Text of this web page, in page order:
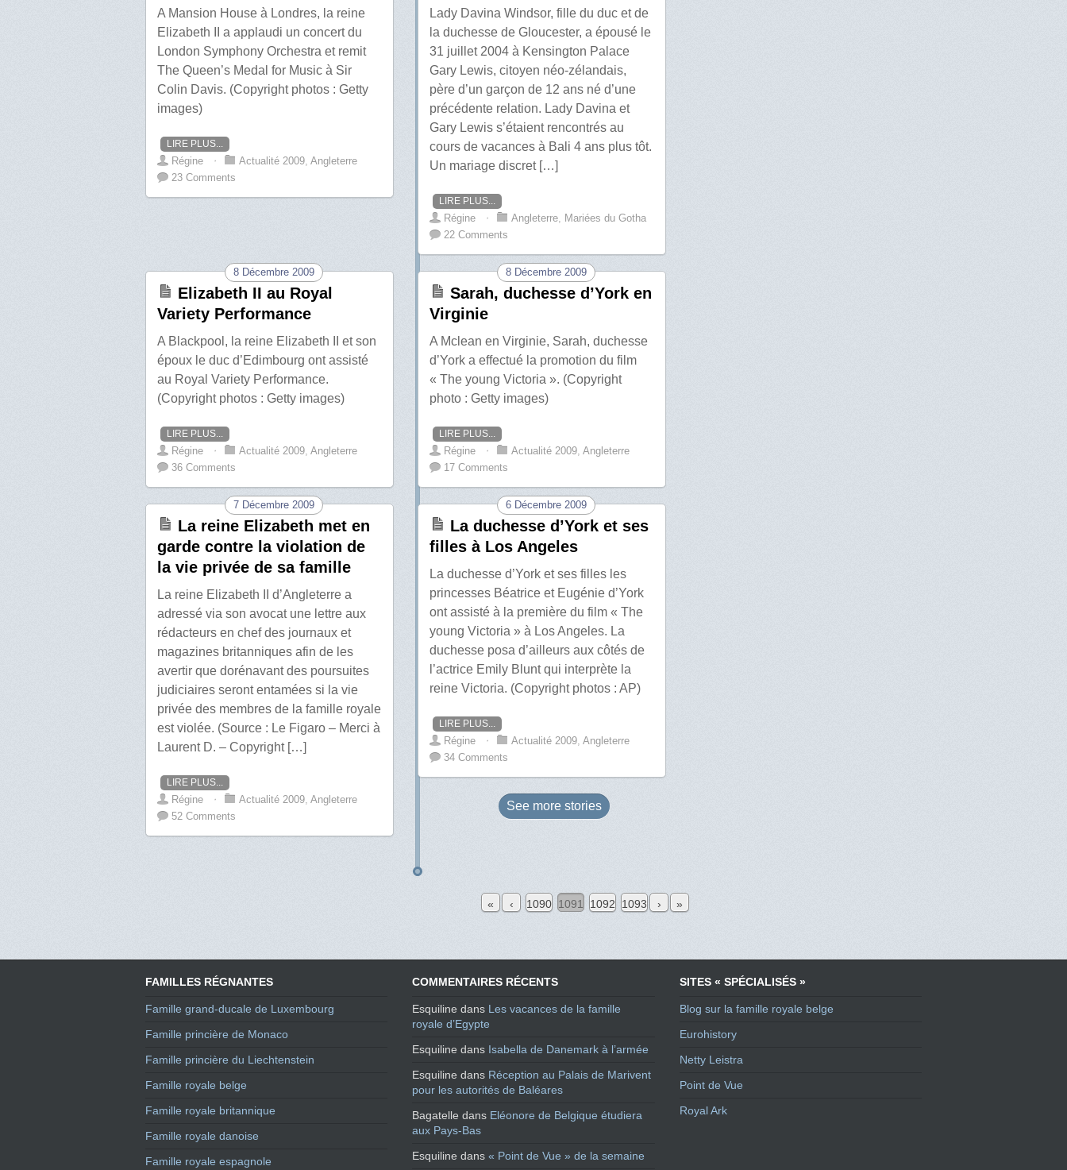
A Mansion House à Londres, la reine
Elizabeth II a applaudi un concert du
London Symphony Orchestra et remit
The Queen’s Medal for Music à Sir
Colin Davis. (Copyright photos : Getty
images)
LIRE PLUS...
Régine ⋅ Actualité 2009 Angleterre
23 Comments
Lady Davina Windsor, fille du duc et de
la duchesse de Gloucester, a épousé le
31 juillet 2004 à Kensington Palace
Gary Lewis, citoyen néo-zélandais,
père d’un garçon de 12 ans né d’une
précédente relation. Lady Davina et
Gary Lewis s’étaient rencontrés au
cours de vacances à Bali 4 ans plus tôt.
Un mariage discret […]
LIRE PLUS...
Régine ⋅ Angleterre
Mariées du Gotha
22 Comments
8 Décembre 2009
Elizabeth II au Royal
Variety Performance
A Blackpool, la reine Elizabeth II et son
époux le duc d’Edimbourg ont assisté
au Royal Variety Performance.
(Copyright photos : Getty images)
LIRE PLUS...
Régine ⋅ Actualité 2009, Angleterre
36 Comments
8 Décembre 2009
Sarah, duchesse d’York en
Virginie
A Mclean en Virginie, Sarah, duchesse
d’York a effectué la promotion du film
« The young Victoria ». (Copyright
photo : Getty images)
LIRE PLUS...
Régine ⋅ Actualité 2009, Angleterre
17 Comments
7 Décembre 2009
La reine Elizabeth met en
garde contre la violation de
la vie privée de sa famille
La reine Elizabeth II d’Angleterre a
adressé via son avocat une lettre aux
rédacteurs en chef des journaux et
magazines britanniques afin de les
avertir que dorénavant des poursuites
judiciaires seront entamées si la vie
privée des membres de la famille royale
est violée. (Source : Le Figaro – Merci à
Laurent D. – Copyright […]
LIRE PLUS...
Régine ⋅ Actualité 2009, Angleterre
52 Comments
6 Décembre 2009
La duchesse d’York et ses
filles à Los Angeles
La duchesse d’York et ses filles les
princesses Béatrice et Eugénie d’York
ont assisté à la première du film « The
young Victoria » à Los Angeles. La
duchesse posa d’ailleurs aux côtés de
l’actrice Emily Blunt qui interprète la
reine Victoria. (Copyright photos : AP)
LIRE PLUS...
Régine ⋅ Actualité 2009, Angleterre
34 Comments
See more stories
« ‹ 1090 1091 1092 1093 › »
FAMILLES RÉGNANTES
Famille grand-ducale de Luxembourg
Famille princière de Monaco
Famille princière du Liechtenstein
Famille royale belge
Famille royale britannique
Famille royale danoise
Famille royale espagnole
COMMENTAIRES RÉCENTS
Esquiline dans Les vacances de la famille
royale d’Egypte
Esquiline dans Isabella de Danemark à l’armée
Esquiline dans Réception au Palais de Marivent
pour les autorités de Baléares
Bagatelle dans Eléonore de Belgique étudiera
aux Pays-Bas
Esquiline dans« Point de Vue » de la semaine
SITES « SPÉCIALISÉS »
Blog sur la famille royale belge
Eurohistory
Netty Leistra
Point de Vue
Royal Ark